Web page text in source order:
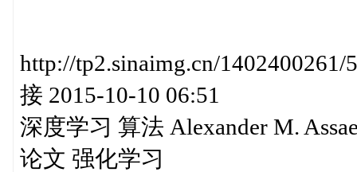
http://tp2.sinaimg.cn/
接 2015-10-10 06:51
深度学习 算法 Alexander M.
论文 强化学习